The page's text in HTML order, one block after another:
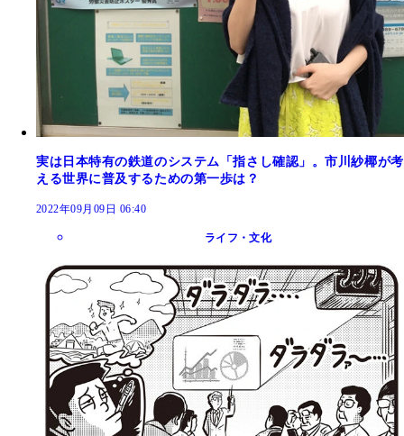
実は日本特有の鉄道のシステム「指さし確認」。市川紗椰が考
える世界に普及するための第一歩は？
2022年09月09日 06:40
ライフ・文化